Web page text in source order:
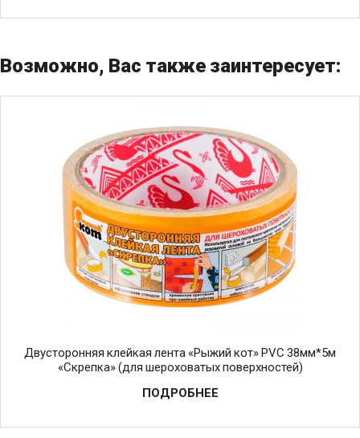
Возможно, Вас также заинтересует:
Двусторонняя клейкая лента «Рыжий кот» PVC 38мм*5м
«Скрепка» (для шероховатых поверхностей)
ПОДРОБНЕЕ